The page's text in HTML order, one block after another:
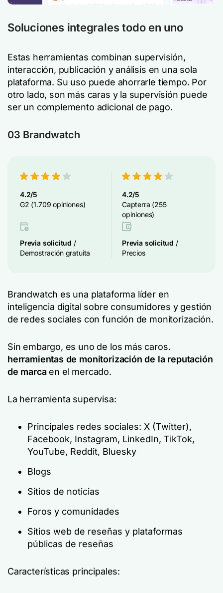
Soluciones integrales todo en uno
Estas herramientas combinan supervisión,
interacción, publicación y análisis en una sola
plataforma. Su uso puede ahorrarle tiempo. Por
otro lado, son más caras y la supervisión puede
ser un complemento adicional de pago.
03 Brandwatch
4.2/5
G2 (1.709 opiniones)
4.2/5
Capterra (255
opiniones)
Previa solicitud /
Demostración gratuita
Previa solicitud /
Precios
Brandwatch es una plataforma líder en
inteligencia digital sobre consumidores y gestión
de redes sociales con función de monitorización.
Sin embargo, es uno de los más caros.
herramientas de monitorización de la reputación
de marcaen el mercado.
La herramienta supervisa:
Principales redes sociales: X (Twitter),
Facebook, Instagram, LinkedIn, TikTok,
YouTube, Reddit, Bluesky
Blogs
Sitios de noticias
Foros y comunidades
Sitios web de reseñas y plataformas
públicas de reseñas
Características principales: